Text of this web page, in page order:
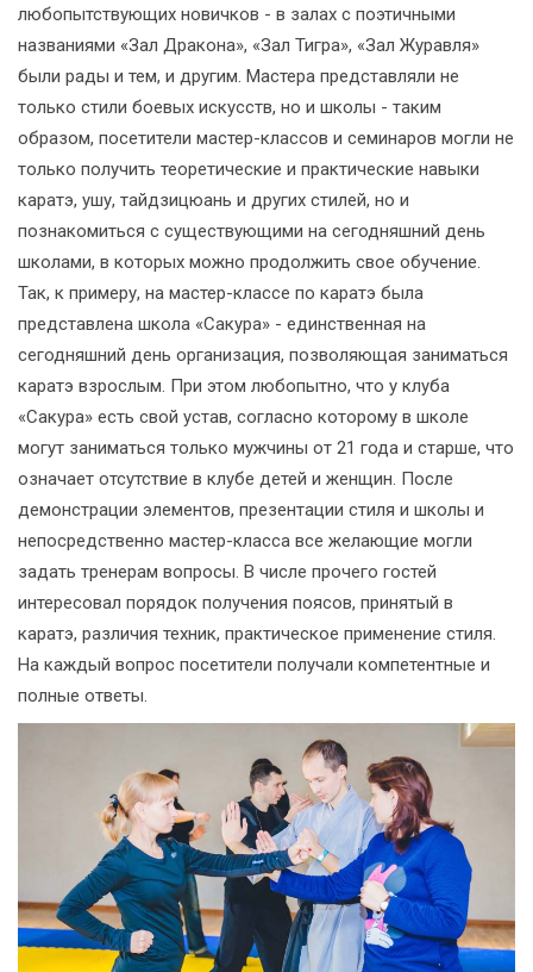
любопытствующих новичков - в залах с поэтичными
названиями «Зал Дракона», «Зал Тигра», «Зал Журавля»
были рады и тем, и другим. Мастера представляли не
только стили боевых искусств, но и школы - таким
образом, посетители мастер-классов и семинаров могли не
только получить теоретические и практические навыки
каратэ, ушу, тайдзицюань и других стилей, но и
познакомиться с существующими на сегодняшний день
школами, в которых можно продолжить свое обучение.
Так, к примеру, на мастер-классе по каратэ была
представлена школа «Сакура» - единственная на
сегодняшний день организация, позволяющая заниматься
каратэ взрослым. При этом любопытно, что у клуба
«Сакура» есть свой устав, согласно которому в школе
могут заниматься только мужчины от 21 года и старше, что
означает отсутствие в клубе детей и женщин. После
демонстрации элементов, презентации стиля и школы и
непосредственно мастер-класса все желающие могли
задать тренерам вопросы. В числе прочего гостей
интересовал порядок получения поясов, принятый в
каратэ, различия техник, практическое применение стиля.
На каждый вопрос посетители получали компетентные и
полные ответы.